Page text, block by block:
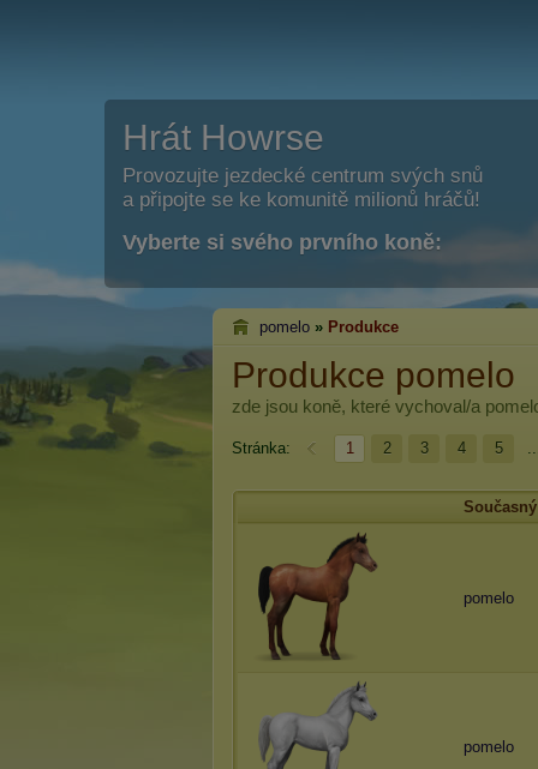
Hrát Howrse
Provozujte jezdecké centrum svých snů
a připojte se ke komunitě milionů hráčů!
Vyberte si svého prvního koně:
pomelo » Produkce
Produkce pomelo
zde jsou koně, které vychoval/a
Stránka: 1 2 3 4 5
pomelo
pomelo